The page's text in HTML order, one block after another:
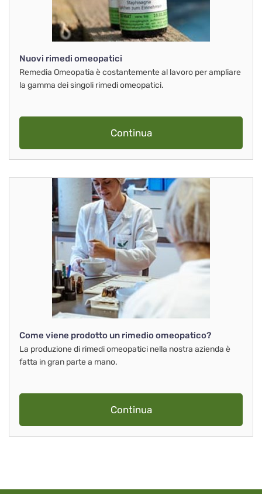
Nuovi rimedi omeopatici
Remedia Omeopatia è costantemente al lavoro per ampliare
la gamma dei singoli rimedi omeopatici.
Continua
Come viene prodotto un rimedio omeopatico?
La produzione di rimedi omeopatici nella nostra azienda è
fatta in gran parte a mano.
Continua